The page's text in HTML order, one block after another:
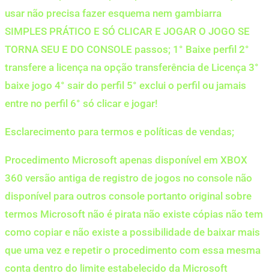
usar não precisa fazer esquema nem gambiarra
SIMPLES PRÁTICO E SÓ CLICAR E JOGAR O JOGO SE
TORNA SEU E DO CONSOLE passos; 1° Baixe perfil 2°
transfere a licença na opção transferência de Licença 3°
baixe jogo 4° sair do perfil 5° exclui o perfil ou jamais
entre no perfil 6° só clicar e jogar!
Esclarecimento para termos e políticas de vendas;
Procedimento Microsoft apenas disponível em XBOX
360 versão antiga de registro de jogos no console não
disponível para outros console portanto original sobre
termos Microsoft não é pirata não existe cópias não tem
como copiar e não existe a possibilidade de baixar mais
que uma vez e repetir o procedimento com essa mesma
conta dentro do limite estabelecido da Microsoft